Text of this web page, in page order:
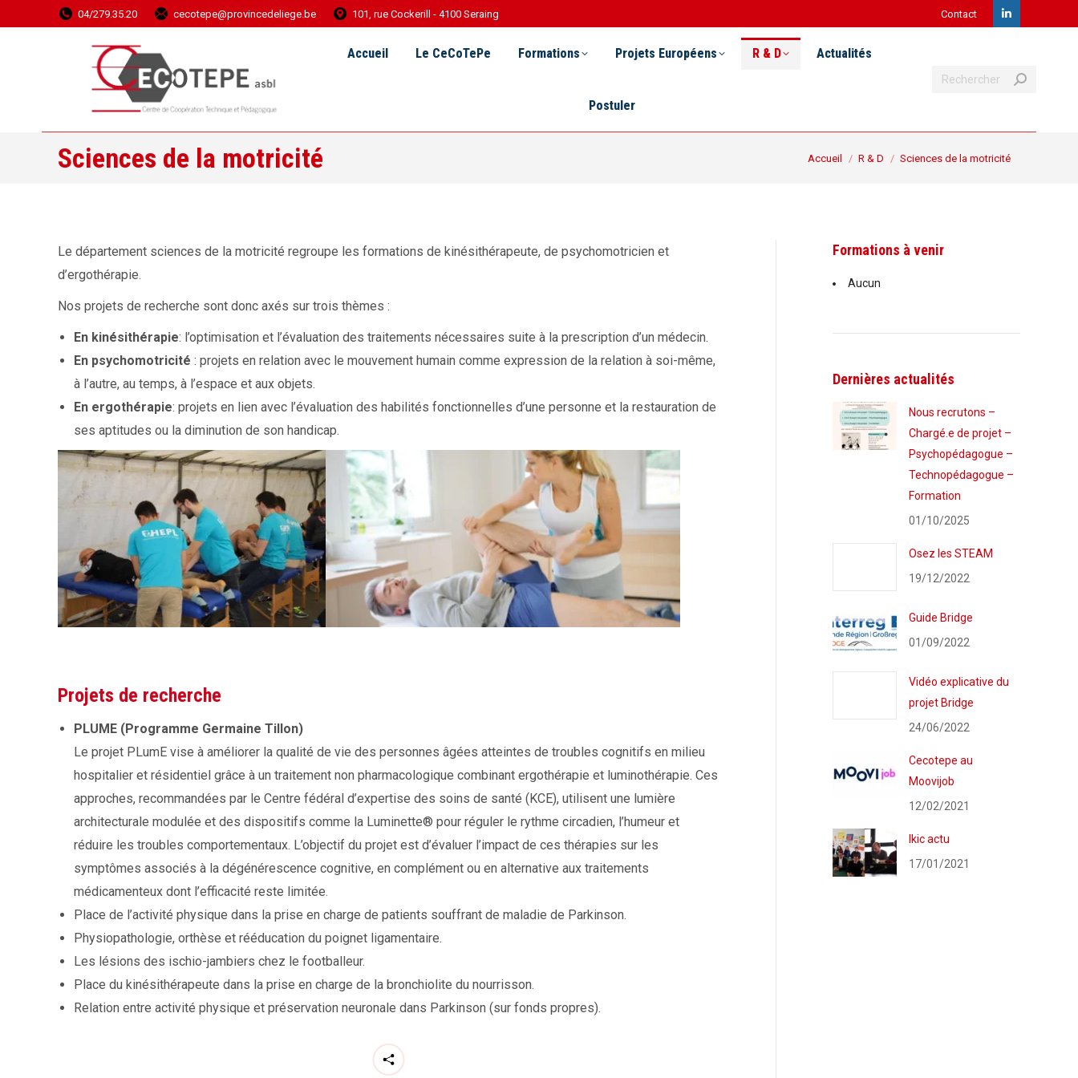
04/279.35.20 cecotepe@provincedeliege.be 101, rue Cockerill - 4100 Seraing Contact
LinkedIn
opens
new
window
Accueil Le CeCoTePe Formations Projets Européens R & D Actualités
Postuler
Recherche
Sciences de la motricité Vous êtes ici :
Accueil R & D Sciences de la motricité
Le département sciences de la motricité regroupe les formations de kinésithérapeute, de psychomotricien et
d’ergothérapie.
Nos projets de recherche sont donc axés sur trois thèmes :
En kinésithérapie: l’optimisation et l’évaluation des traitements nécessaires suite à la prescription d’un médecin.
En psychomotricité : projets en relation avec le mouvement humain comme expression de la relation à soi-même,
à l’autre, au temps, à l’espace et aux objets.
En ergothérapie: projets en lien avec l’évaluation des habilités fonctionnelles d’une personne et la restauration de
ses aptitudes ou la diminution de son handicap.
Projets de recherche
PLUME (Programme Germaine Tillon)
Le projet PLumE vise à améliorer la qualité de vie des personnes âgées atteintes de troubles cognitifs en milieu
hospitalier et résidentiel grâce à un traitement non pharmacologique combinant ergothérapie et luminothérapie. Ces
approches, recommandées par le Centre fédéral d’expertise des soins de santé (KCE), utilisent une lumière
architecturale modulée et des dispositifs comme la Luminette® pour réguler le rythme circadien, l’humeur et
réduire les troubles comportementaux. L’objectif du projet est d’évaluer l’impact de ces thérapies sur les
symptômes associés à la dégénérescence cognitive, en complément ou en alternative aux traitements
médicamenteux dont l’efficacité reste limitée.
Place de l’activité physique dans la prise en charge de patients souffrant de maladie de Parkinson.
Physiopathologie, orthèse et rééducation du poignet ligamentaire.
Les lésions des ischio-jambiers chez le footballeur.
Place du kinésithérapeute dans la prise en charge de la bronchiolite du nourrisson.
Relation entre activité physique et préservation neuronale dans Parkinson (sur fonds propres).
Formations à venir
Aucun
Dernières actualités
Nous recrutons –
Chargé.e de projet –
Psychopédagogue –
Technopédagogue –
Formation
01/10/2025
Osez les STEAM
19/12/2022
Guide Bridge
01/09/2022
Vidéo explicative du
projet Bridge
24/06/2022
Cecotepe au
Moovijob
12/02/2021
Ikic actu
17/01/2021
Le CeCoTePe Formations Projets Européens R & D Actualités Postuler